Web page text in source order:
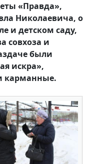
«Правда»,
Николаевича, о
и детском саду,
совхоза и
были
искра»,
карманные.